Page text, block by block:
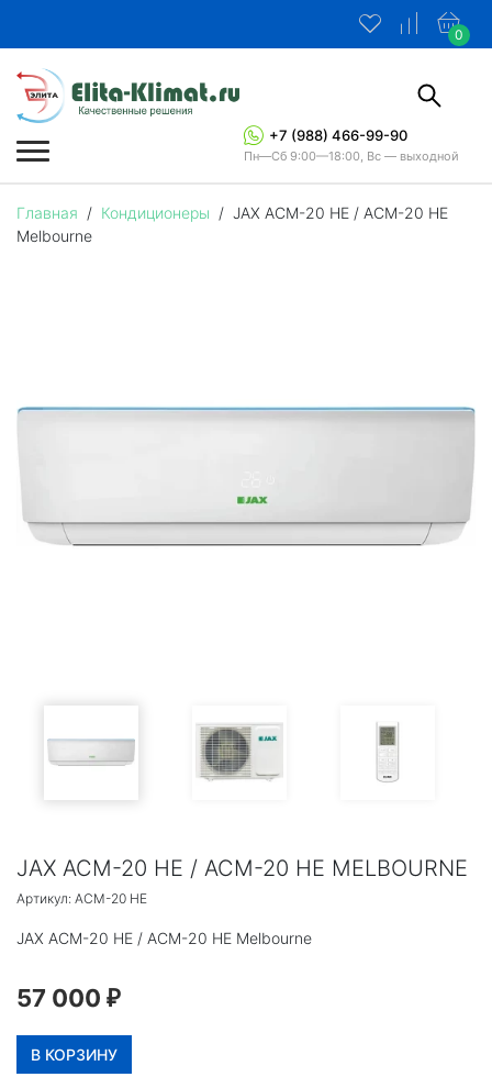
0
+7 (988) 466-99-90
Пн—Сб 9:00—18:00, Вс — выходной
Главная / Кондиционеры / JAX ACM-20 HE / ACM-20 HE
Melbourne
JAX ACM-20 HE / ACM-20 HE MELBOURNE
Артикул: ACM-20 HE
JAX ACM-20 HE / ACM-20 HE Melbourne
57 000 ₽